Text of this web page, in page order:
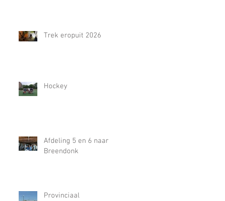
Trek eropuit 2026
Hockey
Afdeling 5 en 6 naar
Breendonk
Provinciaal